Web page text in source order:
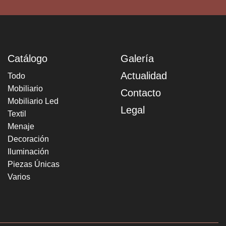
Catálogo
Todo
Mobiliario
Mobiliario Led
Textil
Menaje
Decoración
Iluminación
Piezas Únicas
Varios
Galería
Actualidad
Contacto
Legal